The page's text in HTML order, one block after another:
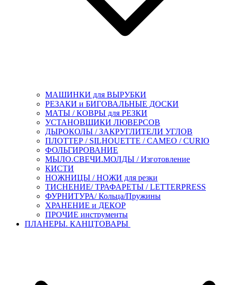
МАШИНКИ для ВЫРУБКИ
РЕЗАКИ и БИГОВАЛЬНЫЕ ДОСКИ
МАТЫ / КОВРЫ для РЕЗКИ
УСТАНОВЩИКИ ЛЮВЕРСОВ
ДЫРОКОЛЫ / ЗАКРУГЛИТЕЛИ УГЛОВ
ПЛОТТЕР / SILHOUETTE / CAMEO / CURIO
ФОЛЬГИРОВАНИЕ
МЫЛО.СВЕЧИ.МОЛДЫ / Изготовление
КИСТИ
НОЖНИЦЫ / НОЖИ для резки
ТИСНЕНИЕ/ ТРАФАРЕТЫ / LETTERPRESS
ФУРНИТУРА/ Кольца/Пружины
ХРАНЕНИЕ и ДЕКОР
ПРОЧИЕ инструменты
ПЛАНЕРЫ. КАНЦТОВАРЫ